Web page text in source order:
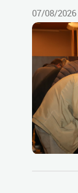
07/08/2026